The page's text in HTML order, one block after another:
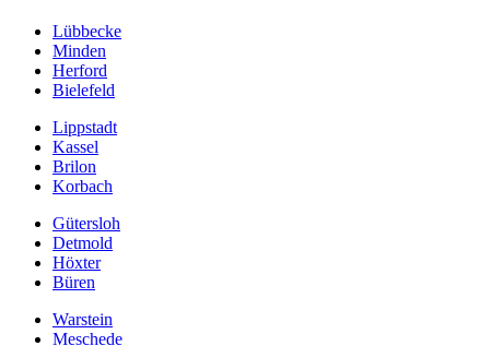
Lübbecke
Minden
Herford
Bielefeld
Lippstadt
Kassel
Brilon
Korbach
Gütersloh
Detmold
Höxter
Büren
Warstein
Meschede